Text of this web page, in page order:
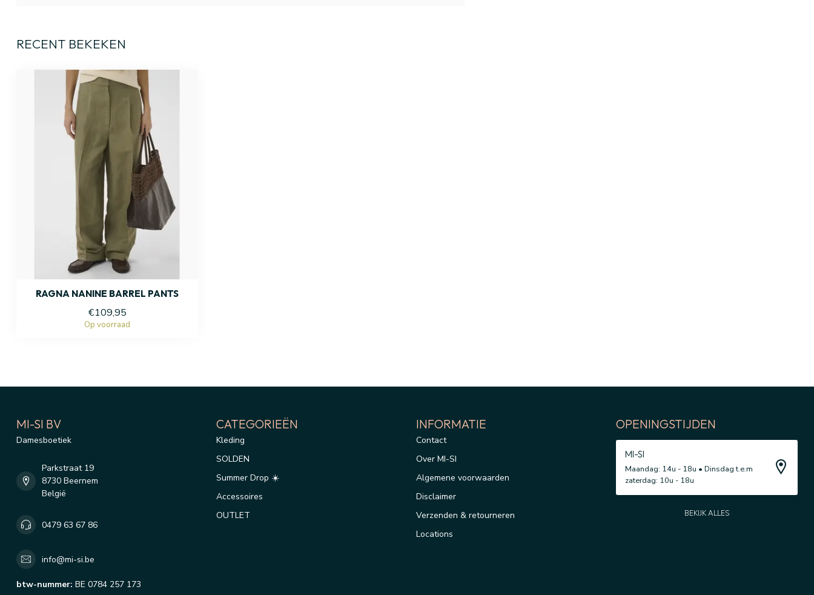
RECENT BEKEKEN
RAGNA NANINE BARREL PANTS
€109,95
Op voorraad
MI-SI BV
Damesboetiek
Parkstraat 19
8730 Beernem
België
0479 63 67 86
info@mi-si.be
btw-nummer: BE 0784 257 173
CATEGORIEËN
Kleding
SOLDEN
Summer Drop ☀️
Accessoires
OUTLET
INFORMATIE
Contact
Over MI-SI
Algemene voorwaarden
Disclaimer
Verzenden & retourneren
Locations
OPENINGSTIJDEN
MI-SI
Maandag: 14u - 18u • Dinsdag t.e.m
zaterdag: 10u - 18u
BEKIJK ALLES